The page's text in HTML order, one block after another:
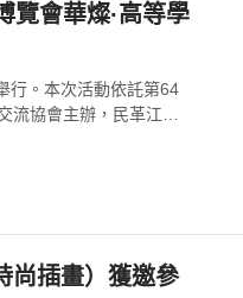
覽會華燦·高等學
行。本次活動依託第64
協會主辦，民革江西
尚插畫）獲邀參